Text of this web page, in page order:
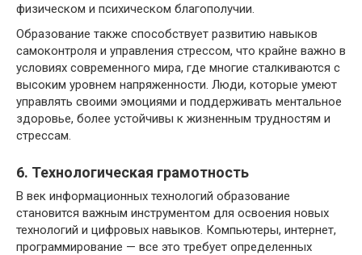
физическом и психическом благополучии.
Образование также способствует развитию навыков
самоконтроля и управления стрессом, что крайне важно в
условиях современного мира, где многие сталкиваются с
высоким уровнем напряженности. Люди, которые умеют
управлять своими эмоциями и поддерживать ментальное
здоровье, более устойчивы к жизненным трудностям и
стрессам.
6. Технологическая грамотность
В век информационных технологий образование
становится важным инструментом для освоения новых
технологий и цифровых навыков. Компьютеры, интернет,
программирование — все это требует определенных